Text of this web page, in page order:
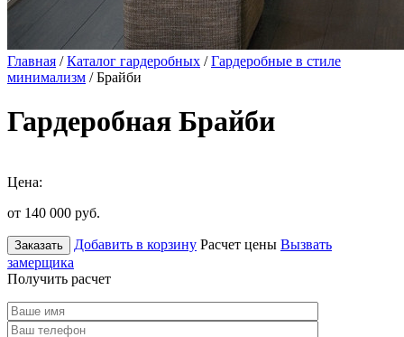
Главная /Каталог гардеробных /Гардеробные в стиле
минимализм / Брайби
Гардеробная Брайби
Цена:
от 140 000 руб.
Заказать Добавить в корзину Расчет цены Вызвать
замерщика
Получить расчет